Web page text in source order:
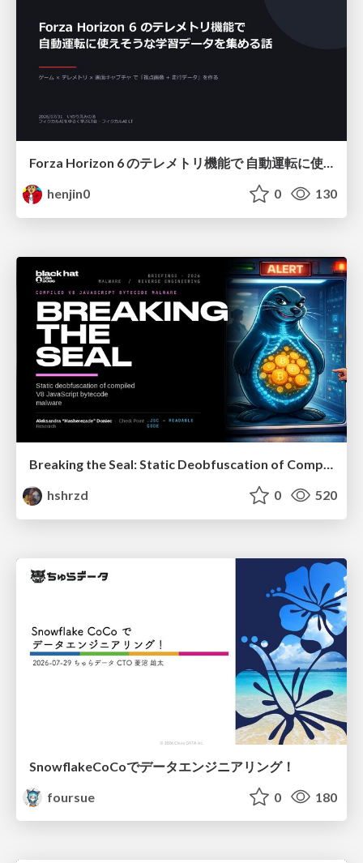
henjin0
0 130
Breaking the Seal: Static Deobfuscation of Compiled V8 JavaScript Bytecode Malware
hshrzd
0 520
SnowflakeCoCoでデータエンジニアリング！
foursue
0 180